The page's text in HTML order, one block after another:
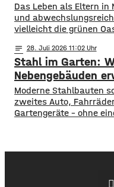
Das Leben als Eltern
und
vielleicht die grünen
Düsseldorf.
Vorbereitung ist alles.
weiß, dass man für alle
muss –
notes 28. Juli 2026 11:02
Stahl im Garten:
Nebengebäuden
Moderne Stahlbauten
zweites Auto,
Gartengeräte – ohne